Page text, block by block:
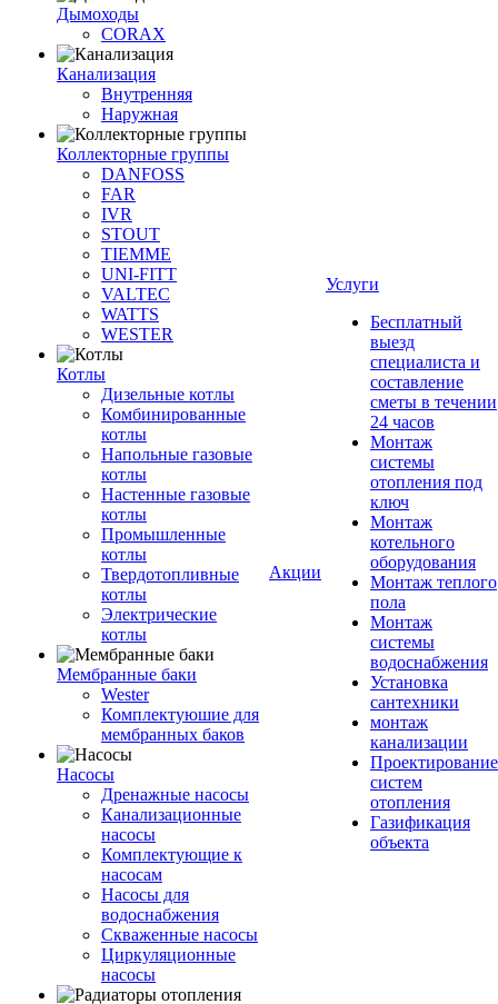
Дымоходы
CORAX
Канализация
Внутренняя
Наружная
Коллекторные группы
DANFOSS
FAR
IVR
STOUT
TIEMME
UNI-FITT
VALTEC
WATTS
WESTER
Котлы
Дизельные котлы
Комбинированные
котлы
Напольные газовые
котлы
Настенные газовые
котлы
Промышленные
котлы
Твердотопливные
котлы
Электрические
котлы
Мембранные баки
Wester
Комплектуюшие для
мембранных баков
Насосы
Дренажные насосы
Канализационные
насосы
Комплектующие к
насосам
Насосы для
водоснабжения
Скваженные насосы
Циркуляционные
насосы
Акции
Услуги
Бесплатный
выезд
специалиста и
составление
сметы в течении
24 часов
Монтаж
системы
отопления под
ключ
Монтаж
котельного
оборудования
Монтаж теплого
пола
Монтаж
системы
водоснабжения
Установка
сантехники
монтаж
канализации
Проектирование
систем
отопления
Газификация
объекта